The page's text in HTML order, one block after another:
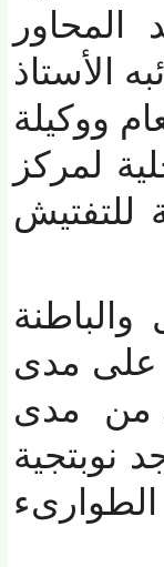
لمركز
مدى
مدى